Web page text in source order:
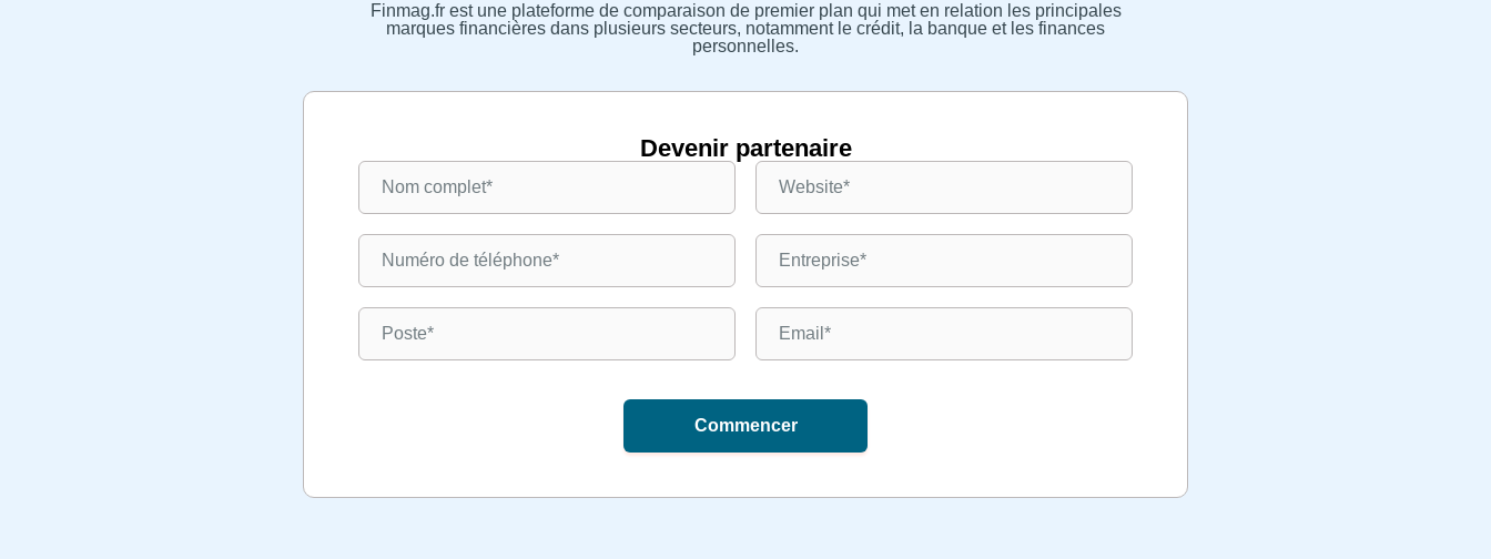
Finmag.fr est une plateforme de comparaison de premier plan qui met en relation les principales
marques financières dans plusieurs secteurs, notamment le crédit, la banque et les finances
personnelles.
Devenir partenaire
Commencer